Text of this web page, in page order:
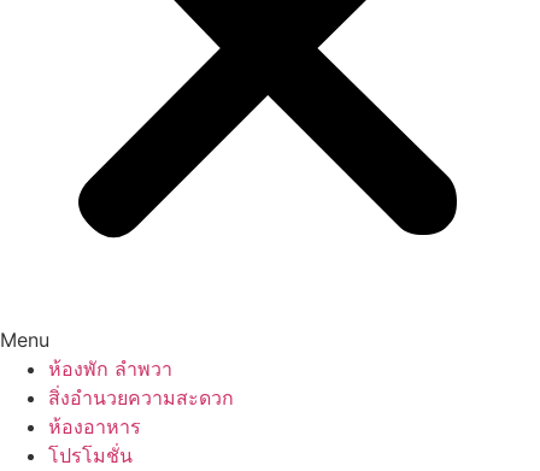
Menu
ห้องพัก ลำพวา
สิ่งอำนวยความสะดวก
ห้องอาหาร
โปรโมชั่น